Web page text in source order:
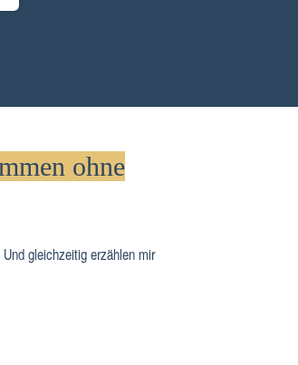
ohne
gleichzeitig erzählen mir